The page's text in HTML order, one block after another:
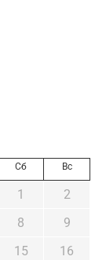
Сб Вс
1
2
8
9
15
16